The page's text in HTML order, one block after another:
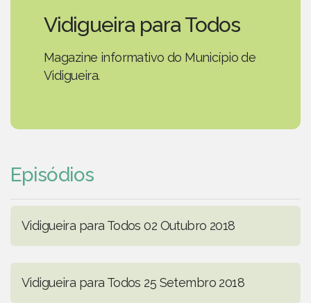
Vidigueira para Todos
Magazine informativo do Município de
Vidigueira.
Episódios
Vidigueira para Todos 02 Outubro 2018
Vidigueira para Todos 25 Setembro 2018